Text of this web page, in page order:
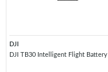
DJI
DJI TB30 Intelligent Flight Battery